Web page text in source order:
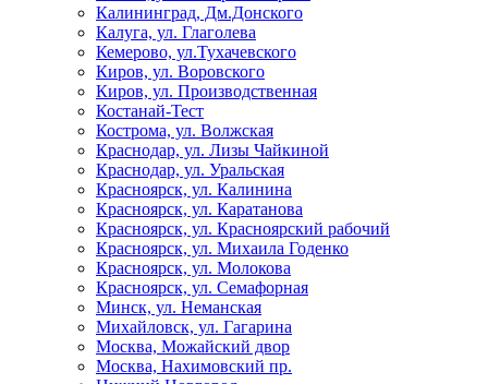
Калининград, Дм.Донского
Калуга, ул. Глаголева
Кемерово, ул.Тухачевского
Киров, ул. Воровского
Киров, ул. Производственная
Костанай-Тест
Кострома, ул. Волжская
Краснодар, ул. Лизы Чайкиной
Краснодар, ул. Уральская
Красноярск, ул. Калинина
Красноярск, ул. Каратанова
Красноярск, ул. Красноярский рабочий
Красноярск, ул. Михаила Годенко
Красноярск, ул. Молокова
Красноярск, ул. Семафорная
Минск, ул. Неманская
Михайловск, ул. Гагарина
Москва, Можайский двор
Москва, Нахимовский пр.